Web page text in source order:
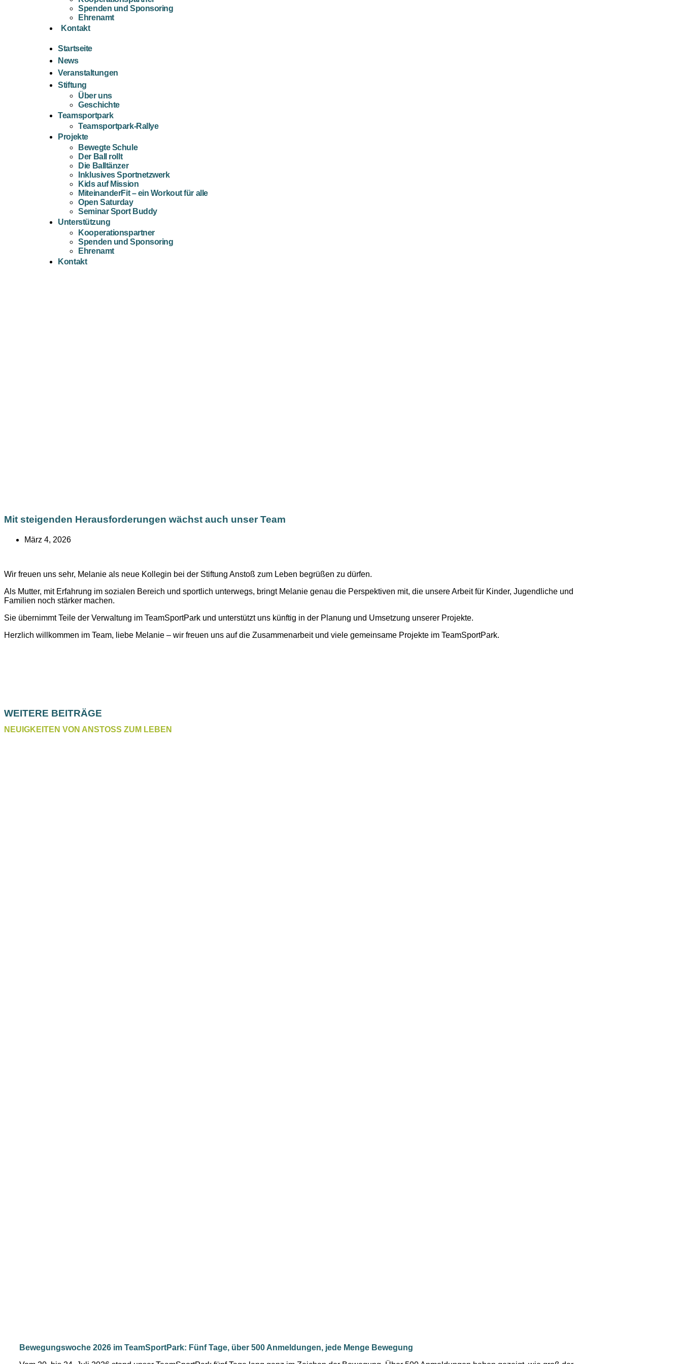
Spenden und Sponsoring
Ehrenamt
Kontakt
Startseite
News
Veranstaltungen
Stiftung
Über uns
Geschichte
Teamsportpark
Teamsportpark-Rallye
Projekte
Bewegte Schule
Der Ball rollt
Die Balltänzer
Inklusives Sportnetzwerk
Kids auf Mission
MiteinanderFit – ein Workout für alle
Open Saturday
Seminar Sport Buddy
Unterstützung
Kooperationspartner
Spenden und Sponsoring
Ehrenamt
Kontakt
Mit steigenden Herausforderungen wächst auch unser Team
März 4, 2026
Wir freuen uns sehr, Melanie als neue Kollegin bei der Stiftung Anstoß zum Leben begrüßen zu dürfen.
Als Mutter, mit Erfahrung im sozialen Bereich und sportlich unterwegs, bringt Melanie genau die Perspektiven mit, die unsere Arbeit für Kinder, Jugendliche und
Familien noch stärker machen.
Sie übernimmt Teile der Verwaltung im TeamSportPark und unterstützt uns künftig in der Planung und Umsetzung unserer Projekte.
Herzlich willkommen im Team, liebe Melanie – wir freuen uns auf die Zusammenarbeit und viele gemeinsame Projekte im TeamSportPark.
WEITERE BEITRÄGE
NEUIGKEITEN VON ANSTOSS ZUM LEBEN
Bewegungswoche 2026 im TeamSportPark: Fünf Tage, über 500 Anmeldungen, jede Menge Bewegung